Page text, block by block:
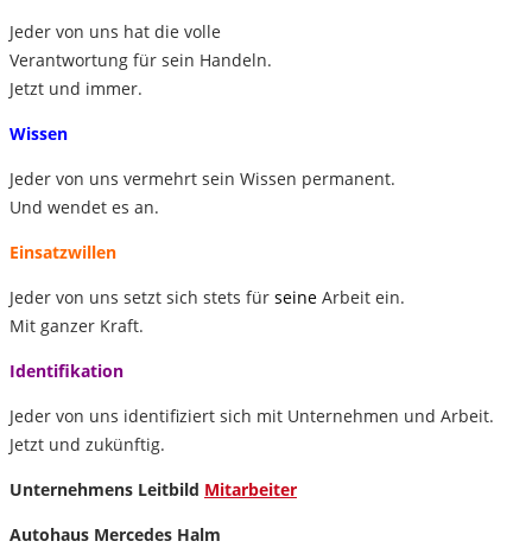
Jeder von uns hat die volle
Verantwortung für sein Handeln.
Jetzt und immer.
Wissen
Jeder von uns vermehrt sein Wissen permanent.
Und wendet es an.
Einsatzwillen
Jeder von uns setzt sich stets für seine Arbeit ein.
Mit ganzer Kraft.
Identifikation
Jeder von uns identifiziert sich mit Unternehmen und Arbeit.
Jetzt und zukünftig.
Unternehmens Leitbild Mitarbeiter
Autohaus Mercedes Halm